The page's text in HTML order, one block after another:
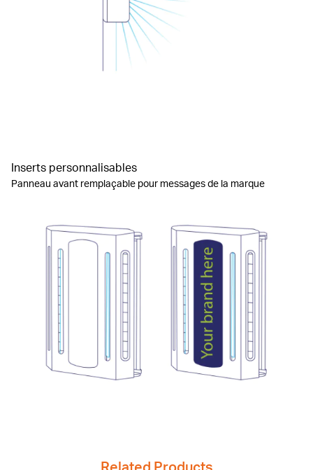
Inserts personnalisables
Panneau avant remplaçable pour messages de la marque